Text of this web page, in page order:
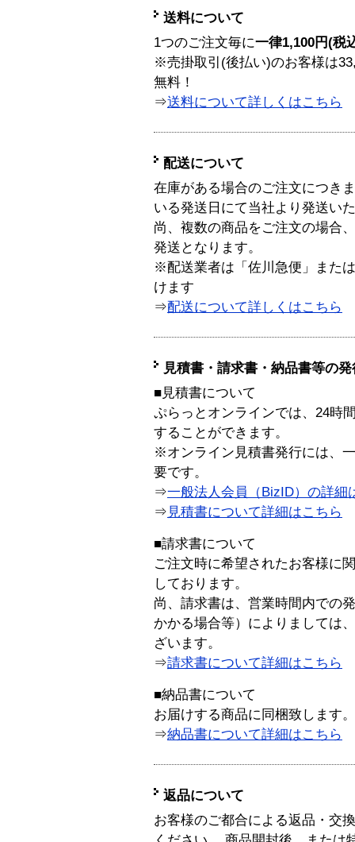
送料について
1つのご注文毎に一律1,100円(税
※売掛取引(後払い)のお客様は
無料！
⇒送料について詳しくはこちら
配送について
在庫がある場合のご注文につき
いる発送日にて当社より発送い
尚、複数の商品をご注文の場合
発送となります。
※配送業者は「佐川急便」また
けます
⇒配送について詳しくはこちら
見積書・請求書・納品書等の
■見積書について
ぷらっとオンラインでは、24時
することができます。
※オンライン見積書発行には、
要です。
⇒一般法人会員（BizID）の詳細
⇒ 見積書について詳細はこちら
■請求書について
ご注文時に希望されたお客様に
しております。
尚、請求書は、営業時間内での
かかる場合等）によりましては
ざいます。
⇒請求書について詳細はこちら
■納品書について
お届けする商品に同梱致します。
⇒納品書について詳細はこちら
返品について
お客様のご都合による返品・交